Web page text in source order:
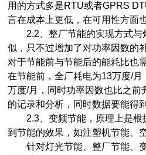
用的方式多是RTU或者GPRS
言在成本上更低，在可用性方面
2.2、整厂节能的实现方式与
似，只不过增加了对功率因数的
对于节能前与节能后的能耗比也
在节能前，全厂耗电为13万度/
万度/月，同时功率因数也比之前
的记录和分析，同时数据要能得
2.3、变频节能，原理上是根
到节能的效果，如注塑机节能、
针对灯光节能、整厂节能、